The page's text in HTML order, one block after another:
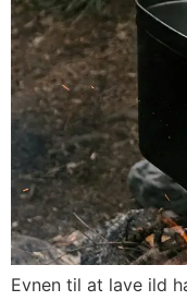
Evnen til at lave ild